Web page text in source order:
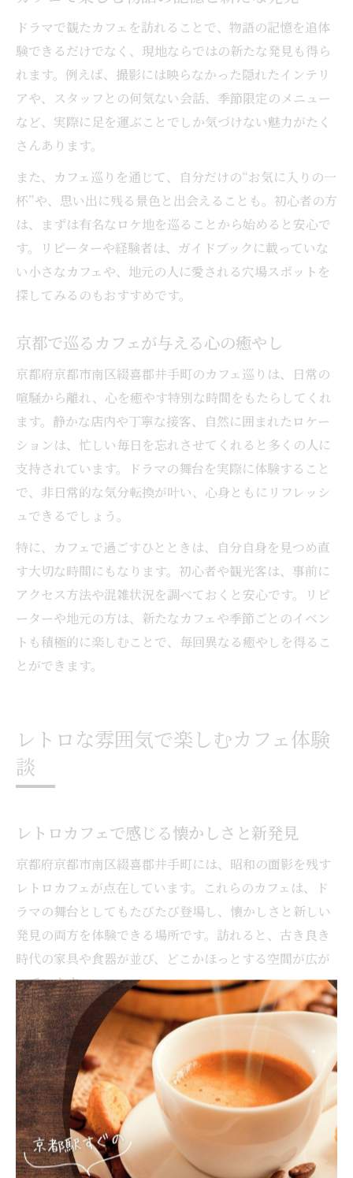
ドラマで観たカフェを訪れることで、物語の記憶を追体
験できるだけでなく、現地ならではの新たな発見も得ら
れます。例えば、撮影には映らなかった隠れたインテリ
アや、スタッフとの何気ない会話、季節限定のメニュー
など、実際に足を運ぶことでしか気づけない魅力がたく
さんあります。
また、カフェ巡りを通じて、自分だけの“お気に入りの一
杯”や、思い出に残る景色と出会えることも。初心者の方
は、まずは有名なロケ地を巡ることから始めると安心で
す。リピーターや経験者は、ガイドブックに載っていな
い小さなカフェや、地元の人に愛される穴場スポットを
探してみるのもおすすめです。
京都で巡るカフェが与える心の癒やし
京都府京都市南区綴喜郡井手町のカフェ巡りは、日常の
喧騒から離れ、心を癒やす特別な時間をもたらしてくれ
ます。静かな店内や丁寧な接客、自然に囲まれたロケー
ションは、忙しい毎日を忘れさせてくれると多くの人に
支持されています。ドラマの舞台を実際に体験すること
で、非日常的な気分転換が叶い、心身ともにリフレッシ
ュできるでしょう。
特に、カフェで過ごすひとときは、自分自身を見つめ直
す大切な時間にもなります。初心者や観光客は、事前に
アクセス方法や混雑状況を調べておくと安心です。リピ
ーターや地元の方は、新たなカフェや季節ごとのイベン
トも積極的に楽しむことで、毎回異なる癒やしを得るこ
とができます。
レトロな雰囲気で楽しむカフェ体験
談
レトロカフェで感じる懐かしさと新発見
京都府京都市南区綴喜郡井手町には、昭和の面影を残す
レトロカフェが点在しています。これらのカフェは、ド
ラマの舞台としてもたびたび登場し、懐かしさと新しい
発見の両方を体験できる場所です。訪れると、古き良き
時代の家具や食器が並び、どこかほっとする空間が広が
っています。
レトロカフェの魅力は、単に昔を思い出させるだけでな
く、新しい視点で京都の歴史や文化に触れられる点にあ
ります。例えば、地元の人々との会話や、季節ごとに変
わる限定メニューは、訪れるたびに違った発見をもたら
します。カフェ巡りを通じて、SNS映えする写真を撮る
のも楽しみのひとつです。
注意点として、人気のカフェは混雑することが多いた